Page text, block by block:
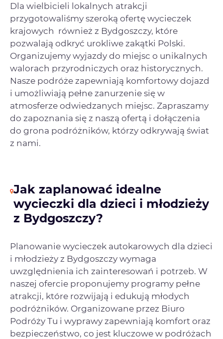
Dla wielbicieli lokalnych atrakcji
przygotowaliśmy szeroką ofertę wycieczek
krajowych również z Bydgoszczy, które
pozwalają odkryć urokliwe zakątki Polski.
Organizujemy wyjazdy do miejsc o unikalnych
walorach przyrodniczych oraz historycznych.
Nasze podróże zapewniają komfortowy dojazd
i umożliwiają pełne zanurzenie się w
atmosferze odwiedzanych miejsc. Zapraszamy
do zapoznania się z naszą ofertą i dołączenia
do grona podróżników, którzy odkrywają świat
z nami.
Jak zaplanować idealne
wycieczki dla dzieci i młodzieży
z Bydgoszczy?
Planowanie wycieczek autokarowych dla dzieci
i młodzieży z Bydgoszczy wymaga
uwzględnienia ich zainteresowań i potrzeb. W
naszej ofercie proponujemy programy pełne
atrakcji, które rozwijają i edukują młodych
podróżników. Organizowane przez Biuro
Podróży Tu i wyprawy zapewniają komfort oraz
bezpieczeństwo, co jest kluczowe w podróżach